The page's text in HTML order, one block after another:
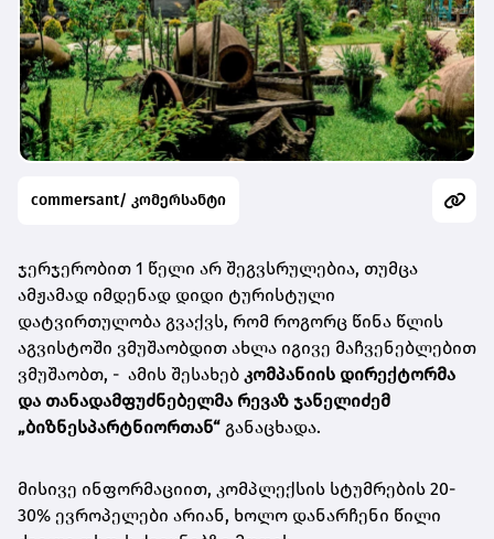
commersant/ კომერსანტი
ჯერჯერობით 1 წელი არ შეგვსრულებია, თუმცა
ამჟამად იმდენად დიდი ტურისტული
დატვირთულობა გვაქვს, რომ როგორც წინა წლის
აგვისტოში ვმუშაობდით ახლა იგივე მაჩვენებლებით
ვმუშაობთ, - ამის შესახებ კომპანიის დირექტორმა
და თანადამფუძნებელმა რევაზ ჯანელიძემ
„ბიზნესპარტნიორთან“ განაცხადა.
მისივე ინფორმაციით, კომპლექსის სტუმრების 20-
30% ევროპელები არიან, ხოლო დანარჩენი წილი